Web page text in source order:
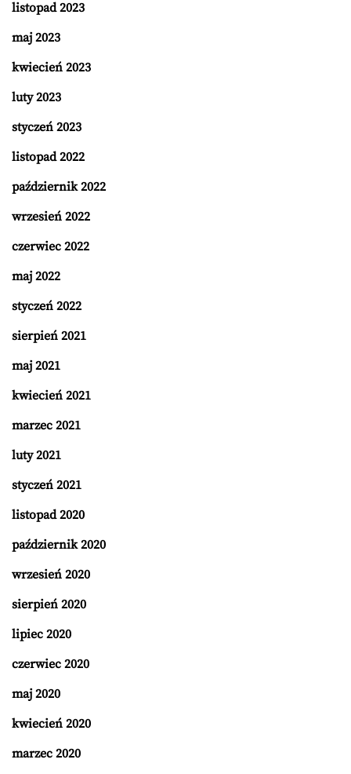
listopad 2023
maj 2023
kwiecień 2023
luty 2023
styczeń 2023
listopad 2022
październik 2022
wrzesień 2022
czerwiec 2022
maj 2022
styczeń 2022
sierpień 2021
maj 2021
kwiecień 2021
marzec 2021
luty 2021
styczeń 2021
listopad 2020
październik 2020
wrzesień 2020
sierpień 2020
lipiec 2020
czerwiec 2020
maj 2020
kwiecień 2020
marzec 2020